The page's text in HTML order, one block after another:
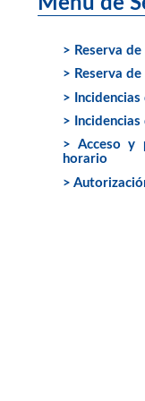
> Reserva
> Reserva de
>
>
> Acceso y
horario
>